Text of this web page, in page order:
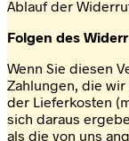
Ablauf der
Folgen des
Wenn Sie diesen
Zahlungen, die
der Lieferkosten
sich daraus
als die von uns